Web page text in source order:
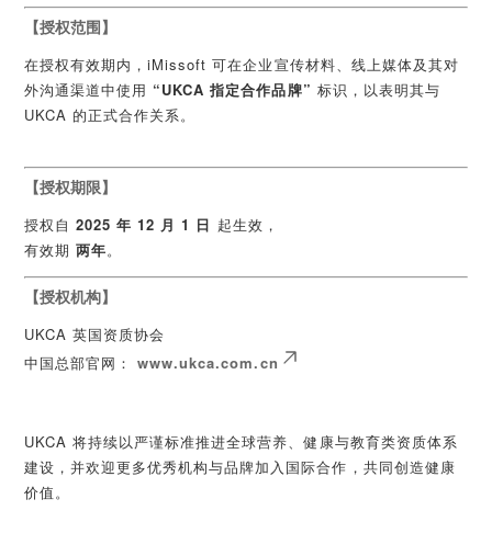
【授权范围】
在授权有效期内，iMissoft 可在企业宣传材料、线上媒体及其对
外沟通渠道中使用 “UKCA 指定合作品牌” 标识，以表明其与
UKCA 的正式合作关系。
【授权期限】
授权自 2025 年 12 月 1 日 起生效，
有效期 两年。
【授权机构】
UKCA 英国资质协会
中国总部官网：www.ukca.com.cn
UKCA 将持续以严谨标准推进全球营养、健康与教育类资质体系
建设，并欢迎更多优秀机构与品牌加入国际合作，共同创造健康
价值。